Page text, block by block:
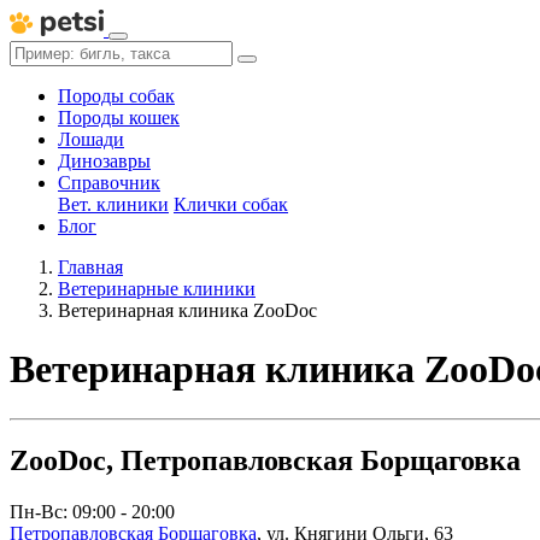
Породы собак
Породы кошек
Лошади
Динозавры
Справочник
Вет. клиники Клички собак
Блог
Главная
Ветеринарные клиники
Ветеринарная клиника ZooDoc
Ветеринарная клиника
ZooDoc, Петропавловская Борщаговка
Пн-Вс: 09:00 - 20:00
Петропавловская Борщаговка, ул. Княгини Ольги, 63